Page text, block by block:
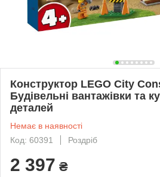
Конструктор LEGO City
Будівельні вантажівки та
деталей
Немає в наявності
Код: 60391
Роздріб
2 397 ₴